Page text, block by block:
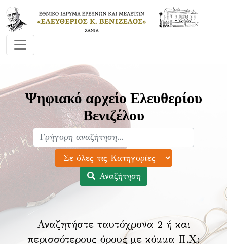
Ψηφιακό αρχείο Ελευθερίου
Βενιζέλου
Αναζήτηση
Αναζητήστε ταυτόχρονα 2 ή και
περισσότερους όρους με κόμμα Π.Χ: